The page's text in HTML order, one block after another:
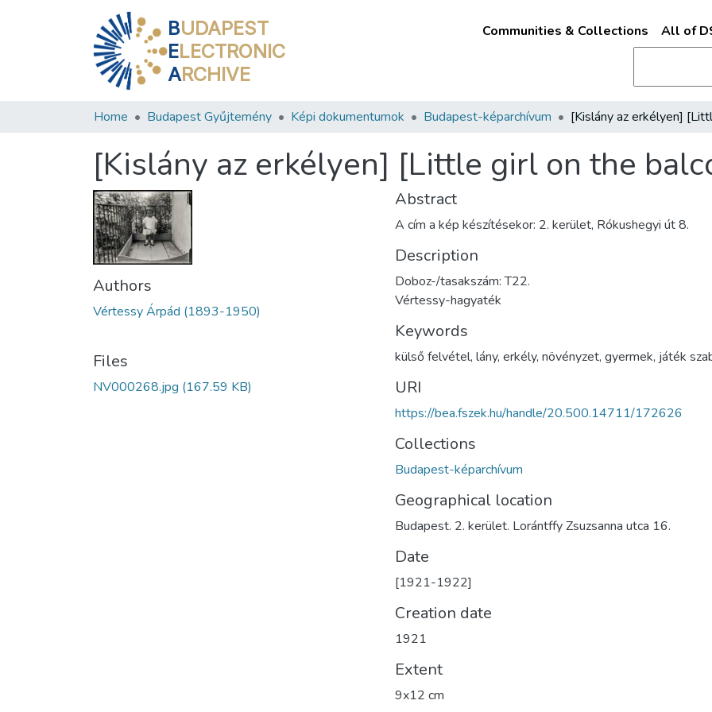
BUDAPEST
ELECTRONIC
ARCHIVE
Communities & Collections All of
Home Budapest Gyűjtemény Képi dokumentumok Budapest-képarchívum
[Kislány az erkélyen] [Little girl on the
Authors
Vértessy Árpád (1893-1950)
Files
NV000268.jpg (167.59 KB)
Abstract
A cím a kép készítésekor: 2. kerület, Rókushegyi út 8.
Description
Doboz-/tasakszám: T22.
Vértessy-hagyaték
Keywords
külső felvétel, lány, erkély, növényzet, gyermek, játék
URI
https://bea.fszek.hu/handle/20.500.14711/172626
Collections
Budapest-képarchívum
Geographical location
Budapest. 2. kerület. Lorántffy Zsuzsanna utca 16.
Date
[1921-1922]
Creation date
1921
Extent
9x12 cm